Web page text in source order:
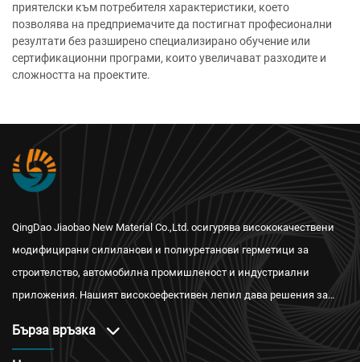
приятелски към потребителя характеристики, което
позволява на предприемачите да постигнат професионални
резултати без разширенo специализирано обучение или
сертификационни програми, които увеличават разходите и
сложността на проектите.
QingDao Jiaobao New Material Co.,Ltd. осигурява висококачествени
модифицирани силиланови и полиуретанови герметици за
строителство, автомобилна промишленост и индустриални
приложения. Нашият високоефективен лепил дава решения за
международни сертификати и надеждно следпродажбено
Бърза връзка